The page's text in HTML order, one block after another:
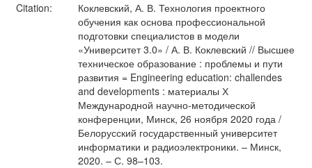
Citation:
Коклевский, А. В. Технология проектного
обучения как основа профессиональной
подготовки специалистов в модели
«Университет 3.0» / А. В. Коклевский // Высшее
техническое образование : проблемы и пути
развития = Engineering education: challendes
and developments : материалы Х
Международной научно-методической
конференции, Минск, 26 ноября 2020 года /
Белорусский государственный университет
информатики и радиоэлектроники. – Минск,
2020. – С. 98–103.